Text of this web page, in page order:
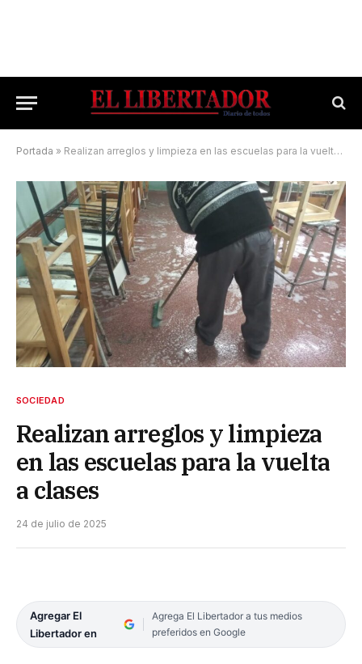
Portada » Realizan arreglos y limpieza en las escuelas para la vuelta a clases
SOCIEDAD
Realizan arreglos y limpieza
en las escuelas para la vuelta
a clases
24 de julio de 2025
Agregar El
Libertador en
Agrega El Libertador a tus medios
preferidos en Google